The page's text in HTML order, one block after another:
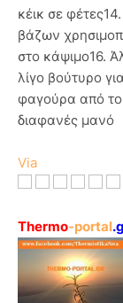
κέικ σε
βάζων
στο κάψιμο16.
λίγο βούτυρο
φαγούρα από το
διαφανές μανό
Via
Thermo-portal